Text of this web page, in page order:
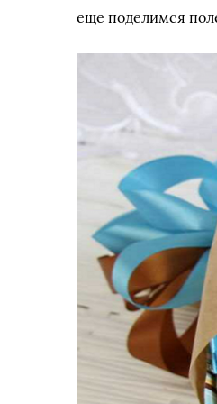
еще поделимся